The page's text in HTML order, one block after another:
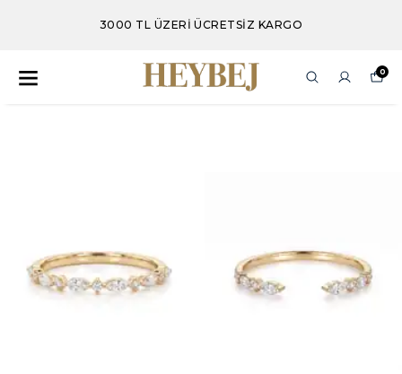
3000 TL ÜZERİ ÜCRETSİZ KARGO
0